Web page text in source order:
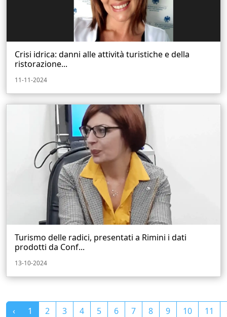
Crisi idrica: danni alle attività turistiche e della
ristorazione...
11-11-2024
Turismo delle radici, presentati a Rimini i dati
prodotti da Conf...
13-10-2024
‹ 1 2 3 4 5 6 7 8 9 10 11